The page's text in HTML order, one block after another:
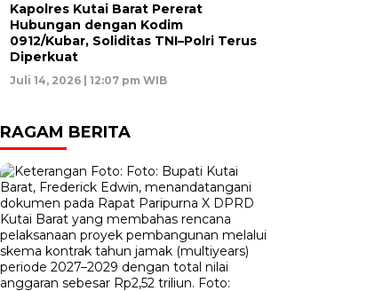
Kapolres Kutai Barat Pererat
Hubungan dengan Kodim
0912/Kubar, Soliditas TNI–Polri Terus
Diperkuat
Juli 14, 2026 | 12:07 pm WIB
RAGAM BERITA